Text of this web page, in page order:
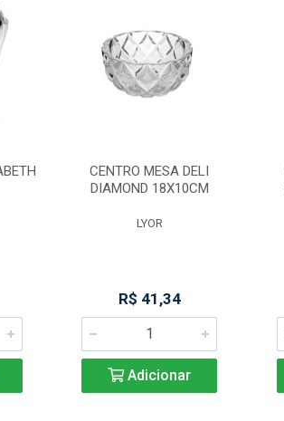
CENTRO MESA DELI
DIAMOND 18X10CM
LYOR
R$ 41,34
Adicionar